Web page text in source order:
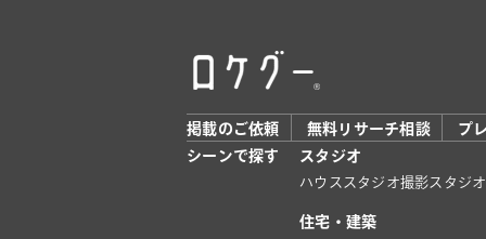
掲載のご依頼 無料リサーチ相談
プ
シーンで探す
スタジオ
ハウススタジオ撮影スタジオ
住宅・建築